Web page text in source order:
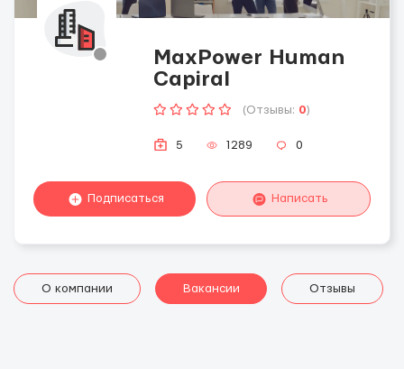
MaxPower Human
Capiral
(Отзывы: 0)
5 1289 0
Подписаться Написать
О компании Вакансии Отзывы